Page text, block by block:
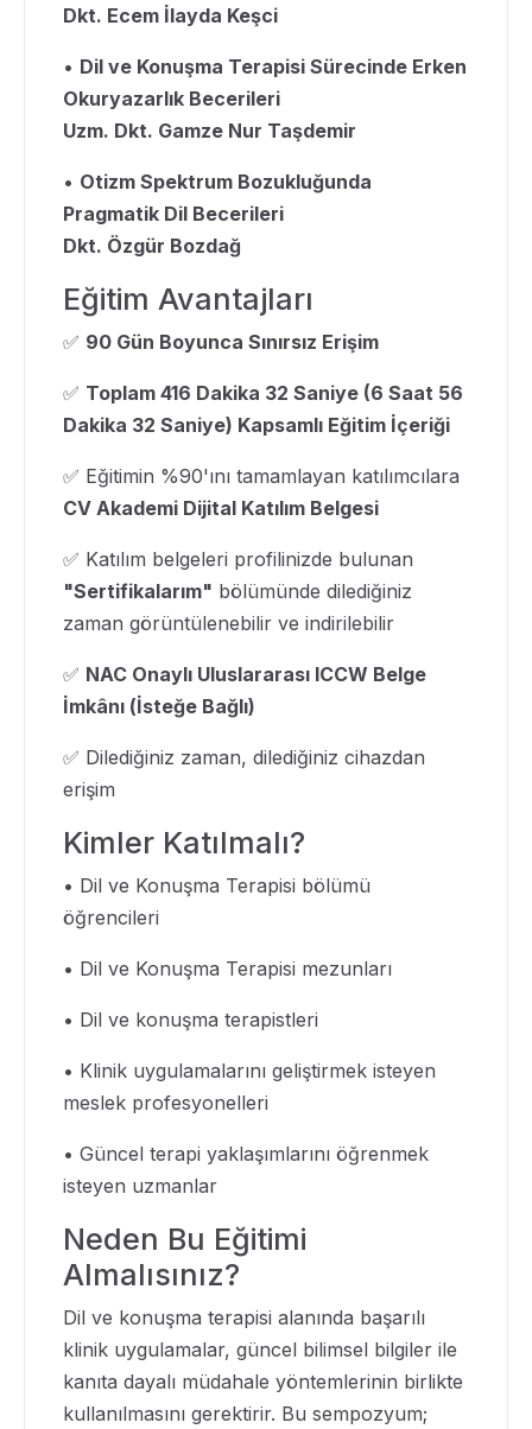
Dkt. Ecem İlayda Keşci
• Dil ve Konuşma Terapisi Sürecinde Erken
Okuryazarlık Becerileri
Uzm. Dkt. Gamze Nur Taşdemir
• Otizm Spektrum Bozukluğunda
Pragmatik Dil Becerileri
Dkt. Özgür Bozdağ
Eğitim Avantajları
✅ 90 Gün Boyunca Sınırsız Erişim
✅ Toplam 416 Dakika 32 Saniye (6 Saat 56
Dakika 32 Saniye) Kapsamlı Eğitim İçeriği
✅ Eğitimin %90'ını tamamlayan katılımcılara
CV Akademi Dijital Katılım Belgesi
✅ Katılım belgeleri profilinizde bulunan
"Sertifikalarım" bölümünde dilediğiniz
zaman görüntülenebilir ve indirilebilir
✅ NAC Onaylı Uluslararası ICCW Belge
İmkânı (İsteğe Bağlı)
✅ Dilediğiniz zaman, dilediğiniz cihazdan
erişim
Kimler Katılmalı?
• Dil ve Konuşma Terapisi bölümü
öğrencileri
• Dil ve Konuşma Terapisi mezunları
• Dil ve konuşma terapistleri
• Klinik uygulamalarını geliştirmek isteyen
meslek profesyonelleri
• Güncel terapi yaklaşımlarını öğrenmek
isteyen uzmanlar
Neden Bu Eğitimi
Almalısınız?
Dil ve konuşma terapisi alanında başarılı
klinik uygulamalar, güncel bilimsel bilgiler ile
kanıta dayalı müdahale yöntemlerinin birlikte
kullanılmasını gerektirir. Bu sempozyum;